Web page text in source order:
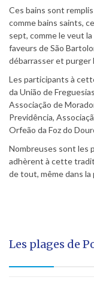
Ces bains sont
comme bains saints,
sept, comme le veut
faveurs de São
débarrasser et purger
Les participants à
da União de
Associação de
Previdência,
Orfeão da Foz do
Nombreuses sont les
adhèrent à cette
de tout, même dans
Les plages de